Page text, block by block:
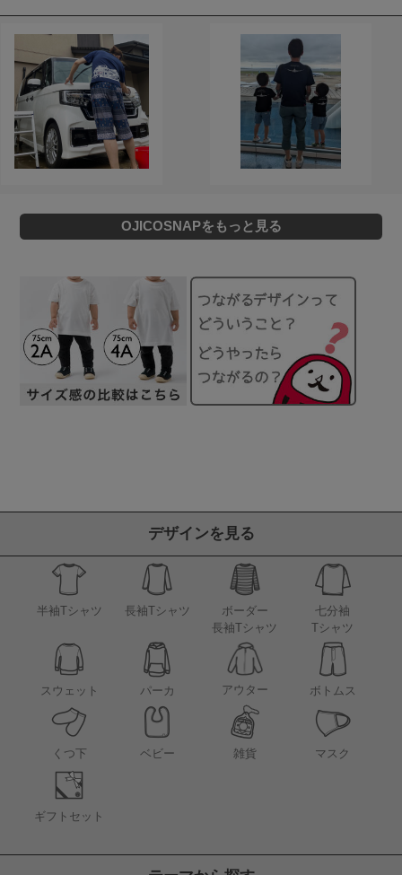
OJICOSNAPをもっと見る
デザインを見る
半袖Tシャツ 長袖Tシャツ
ボーダー
長袖Tシャツ
七分袖
Tシャツ
スウェット パーカ アウター ボトムス
くつ下 ベビー 雑貨 マスク
ギフトセット